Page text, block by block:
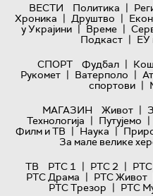
ВЕСТИ Политика |
Хроника | Друштво |
у Украјини | Време |
Подкаст | ЕУ
СПОРТ
Фудбал |
Рукомет | Ватерполо |
спортови |
МАГАЗИН
Живот |
Технологијa | Путујемо |
Филм и ТВ | Наука |
За мале велике
ТВ
РТС 1 | РТС 2 |
РТС Драма | РТС Живот
РТС Трезор | РТС